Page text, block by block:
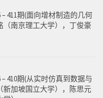
– 411期(面向增材制造的几何
（南京理工大学），丁俊豪
– 410期(从实时仿真到数据与
新加坡国立大学），陈思元